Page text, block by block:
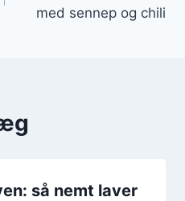
med sennep og chili
så nemt laver